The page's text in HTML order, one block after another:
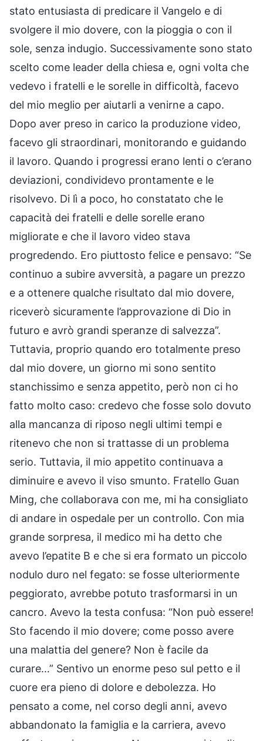
stato entusiasta di predicare il Vangelo e di
svolgere il mio dovere, con la pioggia o con il
sole, senza indugio. Successivamente sono stato
scelto come leader della chiesa e, ogni volta che
vedevo i fratelli e le sorelle in difficoltà, facevo
del mio meglio per aiutarli a venirne a capo.
Dopo aver preso in carico la produzione video,
facevo gli straordinari, monitorando e guidando
il lavoro. Quando i progressi erano lenti o c’erano
deviazioni, condividevo prontamente e le
risolvevo. Di lì a poco, ho constatato che le
capacità dei fratelli e delle sorelle erano
migliorate e che il lavoro video stava
progredendo. Ero piuttosto felice e pensavo: “Se
continuo a subire avversità, a pagare un prezzo
e a ottenere qualche risultato dal mio dovere,
riceverò sicuramente l’approvazione di Dio in
futuro e avrò grandi speranze di salvezza”.
Tuttavia, proprio quando ero totalmente preso
dal mio dovere, un giorno mi sono sentito
stanchissimo e senza appetito, però non ci ho
fatto molto caso: credevo che fosse solo dovuto
alla mancanza di riposo negli ultimi tempi e
ritenevo che non si trattasse di un problema
serio. Tuttavia, il mio appetito continuava a
diminuire e avevo il viso smunto. Fratello Guan
Ming, che collaborava con me, mi ha consigliato
di andare in ospedale per un controllo. Con mia
grande sorpresa, il medico mi ha detto che
avevo l’epatite B e che si era formato un piccolo
nodulo duro nel fegato: se fosse ulteriormente
peggiorato, avrebbe potuto trasformarsi in un
cancro. Avevo la testa confusa: “Non può essere!
Sto facendo il mio dovere; come posso avere
una malattia del genere? Non è facile da
curare…” Sentivo un enorme peso sul petto e il
cuore era pieno di dolore e debolezza. Ho
pensato a come, nel corso degli anni, avevo
abbandonato la famiglia e la carriera, avevo